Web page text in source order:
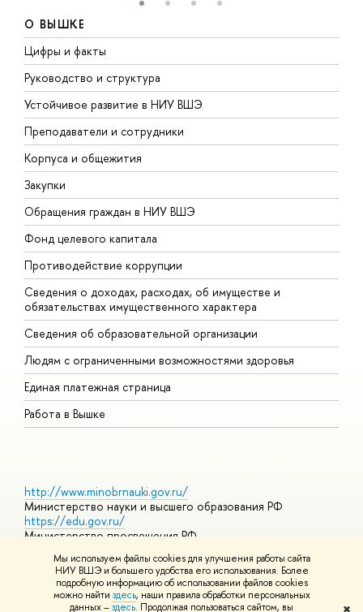
Мы используем файлы cookies для улучшения работы сайта
НИУ ВШЭ и большего удобства его использования. Более
подробную информацию об использовании файлов cookies
можно найти здесь, наши правила обработки персональных
данных –здесь. Продолжая пользоваться сайтом, вы
О ВЫШКЕ
Цифры и факты
Руководство и структура
Устойчивое развитие в НИУ ВШЭ
Преподаватели и сотрудники
Корпуса и общежития
Закупки
Обращения граждан в НИУ ВШЭ
Фонд целевого капитала
Противодействие коррупции
Сведения о доходах, расходах, об имуществе и
обязательствах имущественного характера
Сведения об образовательной организации
Людям с ограниченными возможностями здоровья
Единая платежная страница
Работа в Вышке
http://www.minobrnauki.gov.ru/
Министерство науки и высшего образования РФ
https://edu.gov.ru/
Министерство просвещения РФ
https://elearning.hse.ru/mooc
Массовые открытые онлайн-курсы